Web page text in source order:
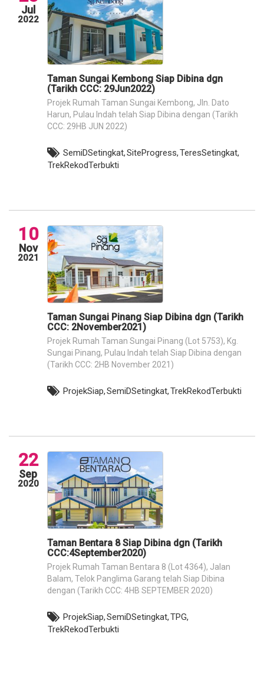
Jul
2022
Taman Sungai Kembong Siap Dibina dgn
(Tarikh CCC: 29Jun2022)
Projek Rumah Taman Sungai Kembong, Jln. Dato
Harun, Pulau Indah telah Siap Dibina dengan (Tarikh
CCC: 29HB JUN 2022)
SemiDSetingkat,SiteProgress,TeresSetingkat,
TrekRekodTerbukti
10
Nov
2021
Taman Sungai Pinang Siap Dibina dgn (Tarikh
CCC: 2November2021)
Projek Rumah Taman Sungai Pinang (Lot 5753), Kg.
Sungai Pinang, Pulau Indah telah Siap Dibina dengan
(Tarikh CCC: 2HB November 2021)
ProjekSiap,SemiDSetingkat,TrekRekodTerbukti
22
Sep
2020
Taman Bentara 8 Siap Dibina dgn (Tarikh
CCC:4September2020)
Projek Rumah Taman Bentara 8 (Lot 4364), Jalan
Balam, Telok Panglima Garang telah Siap Dibina
dengan (Tarikh CCC: 4HB SEPTEMBER 2020)
ProjekSiap,SemiDSetingkat,TPG,
TrekRekodTerbukti